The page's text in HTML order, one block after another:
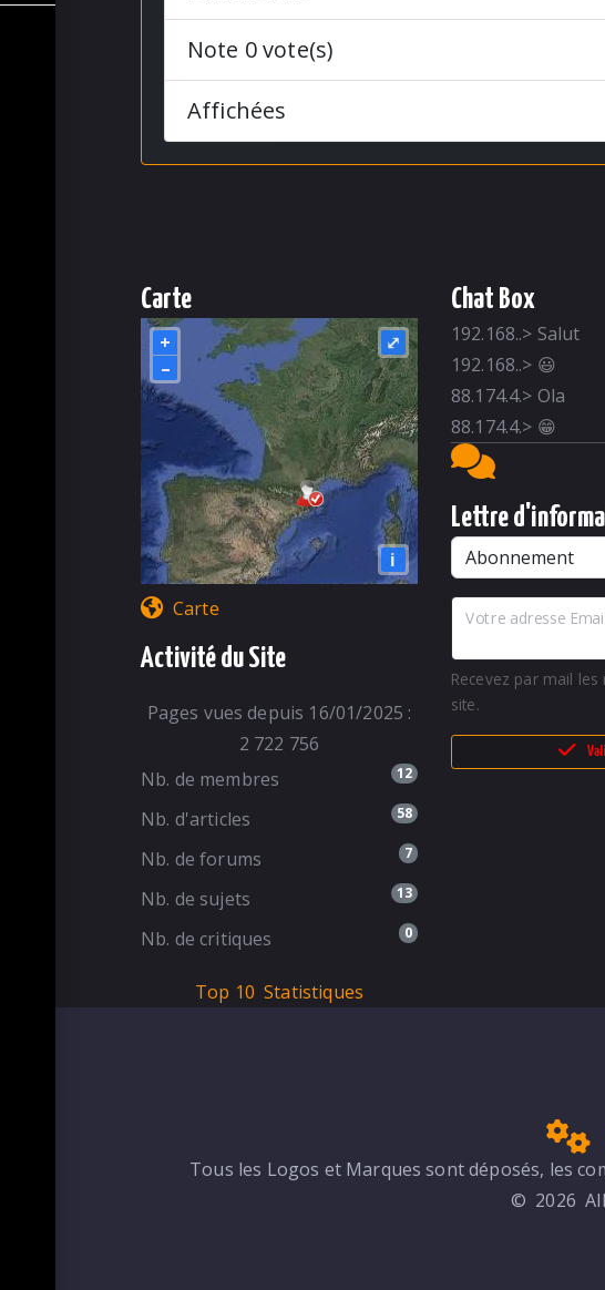
Note 0 vote(s)
Affichées
Carte
+
–
i
⤢
Carte
Chat Box
192.168..> Salut
192.168..> 😃
88.174.4.> Ola
88.174.4.> 😁
Lettre
Votre adresse
Recevez par mail
site.
Activité du Site
Pages vues depuis 16/01/2025 :
2 722 756
Nb. de membres
12
Nb. d'articles 58
Nb. de forums 7
Nb. de sujets 13
Nb. de critiques 0
Top 10 Statistiques
Tous les Logos et Marques sont déposés, les
© 2026